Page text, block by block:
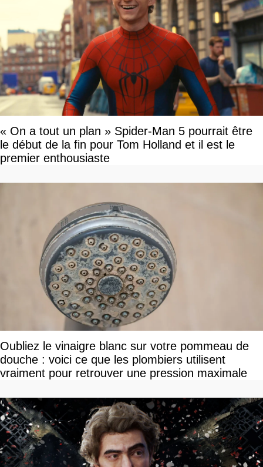
« On a tout un plan » Spider-Man 5 pourrait être
le début de la fin pour Tom Holland et il est le
premier enthousiaste
Oubliez le vinaigre blanc sur votre pommeau de
douche : voici ce que les plombiers utilisent
vraiment pour retrouver une pression maximale